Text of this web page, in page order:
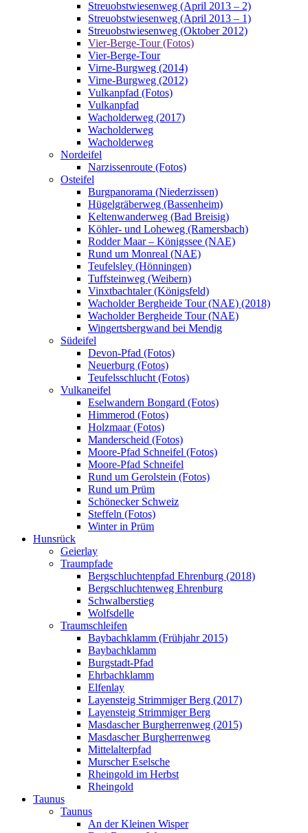
Streuobstwiesenweg (April 2013 – 2)
Streuobstwiesenweg (April 2013 – 1)
Streuobstwiesenweg (Oktober 2012)
Vier-Berge-Tour (Fotos)
Vier-Berge-Tour
Virne-Burgweg (2014)
Virne-Burgweg (2012)
Vulkanpfad (Fotos)
Vulkanpfad
Wacholderweg (2017)
Wacholderweg
Wacholderweg
Nordeifel
Narzissenroute (Fotos)
Osteifel
Burgpanorama (Niederzissen)
Hügelgräberweg (Bassenheim)
Keltenwanderweg (Bad Breisig)
Köhler- und Loheweg (Ramersbach)
Rodder Maar – Königssee (NAE)
Rund um Monreal (NAE)
Teufelsley (Hönningen)
Tuffsteinweg (Weibern)
Vinxtbachtaler (Königsfeld)
Wacholder Bergheide Tour (NAE) (2018)
Wacholder Bergheide Tour (NAE)
Wingertsbergwand bei Mendig
Südeifel
Devon-Pfad (Fotos)
Neuerburg (Fotos)
Teufelsschlucht (Fotos)
Vulkaneifel
Eselwandern Bongard (Fotos)
Himmerod (Fotos)
Holzmaar (Fotos)
Manderscheid (Fotos)
Moore-Pfad Schneifel (Fotos)
Moore-Pfad Schneifel
Rund um Gerolstein (Fotos)
Rund um Prüm
Schönecker Schweiz
Steffeln (Fotos)
Winter in Prüm
Hunsrück
Geierlay
Traumpfade
Bergschluchtenpfad Ehrenburg (2018)
Bergschluchtenweg Ehrenburg
Schwalberstieg
Wolfsdelle
Traumschleifen
Baybachklamm (Frühjahr 2015)
Baybachklamm
Burgstadt-Pfad
Ehrbachklamm
Elfenlay
Layensteig Strimmiger Berg (2017)
Layensteig Strimmiger Berg
Masdascher Burgherrenweg (2015)
Masdascher Burgherrenweg
Mittelalterpfad
Murscher Eselsche
Rheingold im Herbst
Rheingold
Taunus
Taunus
An der Kleinen Wisper